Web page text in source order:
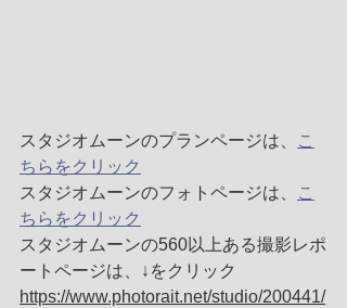
スタジオムーンのプランページは、
こ
ちらをクリック
スタジオムーンのフォトページは、
こ
ちらをクリック
スタジオムーンの560以上ある撮影レポ
ートページは、↓をクリック
https://www.photorait.net/studio/200441/